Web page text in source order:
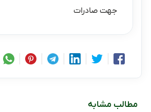
جهت صادرات
مطالب مشابه